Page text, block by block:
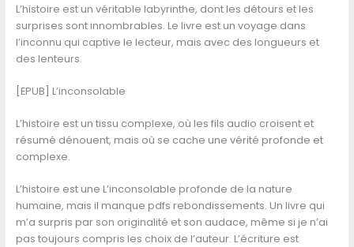
L’histoire est un véritable labyrinthe, dont les détours et les
surprises sont innombrables. Le livre est un voyage dans
l’inconnu qui captive le lecteur, mais avec des longueurs et
des lenteurs.
[EPUB] L’inconsolable
L’histoire est un tissu complexe, où les fils audio croisent et
résumé dénouent, mais où se cache une vérité profonde et
complexe.
L’histoire est une L’inconsolable profonde de la nature
humaine, mais il manque pdfs rebondissements. Un livre qui
m’a surpris par son originalité et son audace, même si je n’ai
pas toujours compris les choix de l’auteur. L’écriture est